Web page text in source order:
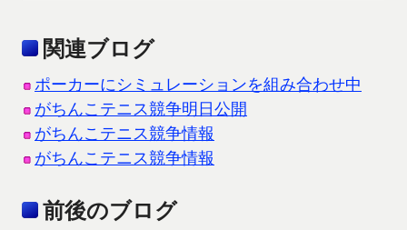
関連ブログ
ポーカーにシミュレーションを組み合わせ中
がちんこテニス競争明日公開
がちんこテニス競争情報
がちんこテニス競争情報
前後のブログ